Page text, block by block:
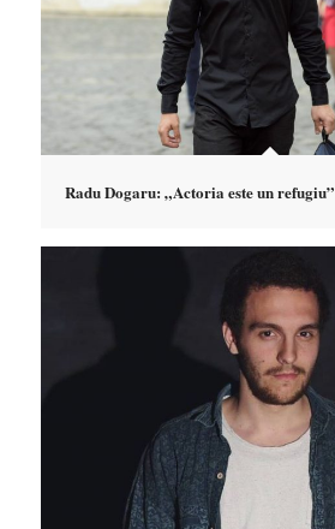
Radu Dogaru: „Actoria este un refugiu”